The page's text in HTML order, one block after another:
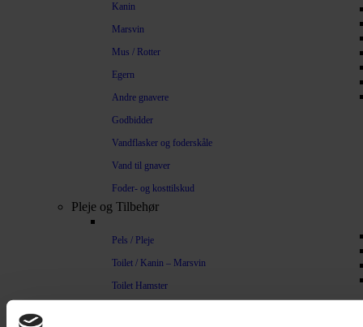
Kanin
Marsvin
Mus / Rotter
Egern
Andre gnavere
Godbidder
Vandflasker og foderskåle
Vand til gnaver
Foder- og kosttilskud
Pleje og Tilbehør
Pels / Pleje
Toilet / Kanin – Marsvin
Toilet Hamster